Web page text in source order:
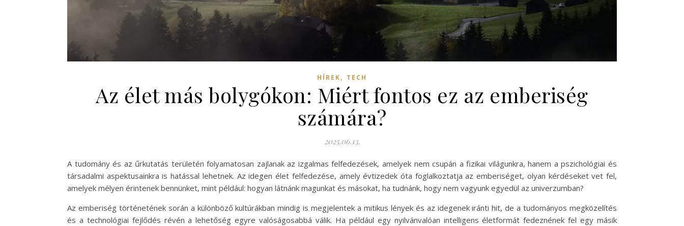
HÍREK, TECH
Az élet más bolygókon: Miért fontos ez az emberiség
számára?
2025.06.13.
A tudomány és az űrkutatás területén folyamatosan zajlanak az izgalmas felfedezések, amelyek nem csupán a fizikai világunkra, hanem a pszichológiai és
társadalmi aspektusainkra is hatással lehetnek. Az idegen élet felfedezése, amely évtizedek óta foglalkoztatja az emberiséget, olyan kérdéseket vet fel,
amelyek mélyen érintenek bennünket, mint például: hogyan látnánk magunkat és másokat, ha tudnánk, hogy nem vagyunk egyedül az univerzumban?
Az emberiség történetének során a különböző kultúrákban mindig is megjelentek a mitikus lények és az idegenek iránti hit, de a tudományos megközelítés
és a technológiai fejlődés révén a lehetőség egyre valóságosabbá válik. Ha például egy nyilvánvalóan intelligens életformát fedeznének fel egy másik